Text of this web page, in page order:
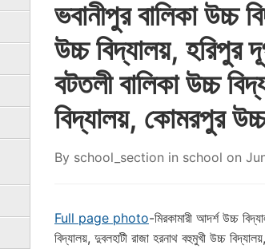
ভবানীপুর বালিকা উচ্চ
উচ্চ বিদ্যালয়, হরিপুর
বটতলী বালিকা উচ্চ
বিদ্যালয়, কোমরপুর
By school_section in school on
Full page photo-মিরকামারী আদর্শ উচ্চ
বিদ্যালয়, দুবলহাটী রাজা হরনাথ বহুমুখী উচ্চ